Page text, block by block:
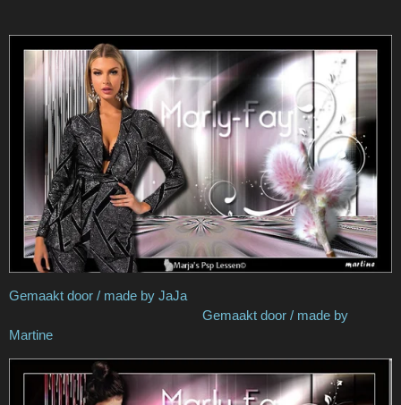
Gemaakt door / made by JaJa
Gemaakt door / made by
Martine